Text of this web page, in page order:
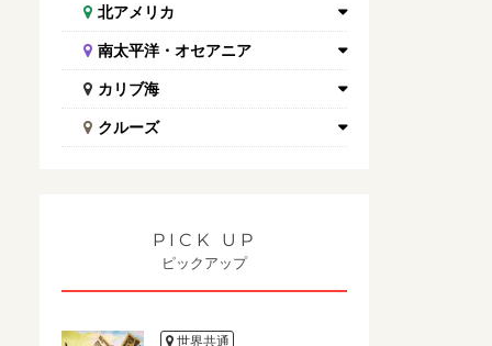
北アメリカ
南太平洋・オセアニア
カリブ海
クルーズ
PICK UP
ピックアップ
世界共通